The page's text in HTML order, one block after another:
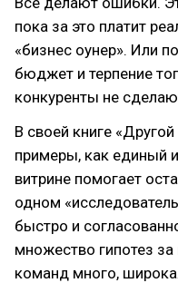
пока за это платит
«бизнес оунер». Или
бюджет и терпение
конкуренты не
В своей книге
примеры, как единый
витрине помогает
одном
быстро и
множество гипотез
команд много,